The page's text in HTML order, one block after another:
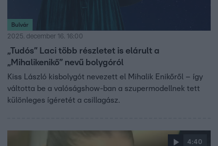
Bulvár
2025. december 16. 16:00
„Tudós” Laci több részletet is elárult a
„Mihalikenikő” nevű bolygóról
Kiss László kisbolygót nevezett el Mihalik Enikőről – így
váltotta be a valóságshow-ban a szupermodellnek tett
különleges ígéretét a csillagász.
4:40